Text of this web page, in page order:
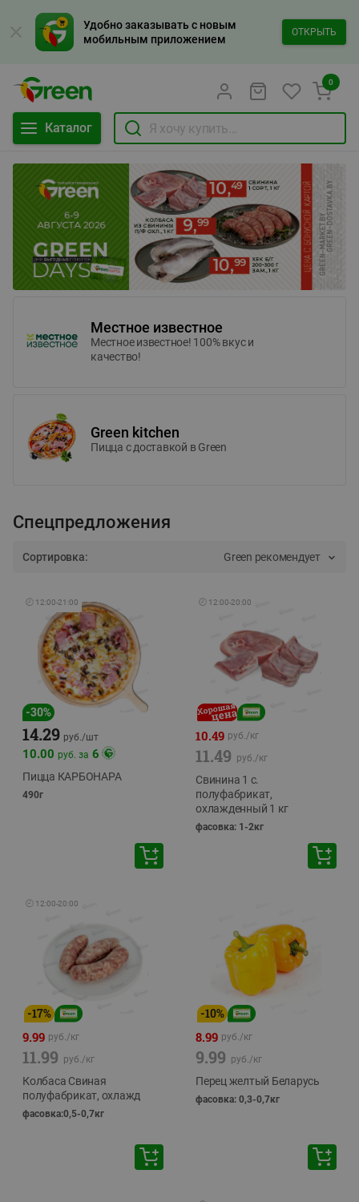
Удобно заказывать с новым
мобильным приложением
ОТКРЫТЬ
Каталог
0
Местное известное
Местное известное! 100% вкус и
качество!
Green kitchen
Пицца c доставкой в Green
Спецпредложения
Сортировка: Green рекомендует
🕘 12:00-21:00
-30%
14.29 руб./шт
10.00 руб. за 6
Пицца КАРБОНАРА
490г
🕘 12:00-20:00
10.49 руб./кг
11.49 руб./кг
Свинина 1 с.
полуфабрикат,
охлажденный 1 кг
фасовка: 1-2кг
🕘 12:00-20:00
-17%
9.99 руб./кг
11.99 руб./кг
Колбаса Свиная
полуфабрикат, охлажд
фасовка:0,5-0,7кг
-10%
8.99 руб./кг
9.99 руб./кг
Перец желтый Беларусь
фасовка: 0,3-0,7кг